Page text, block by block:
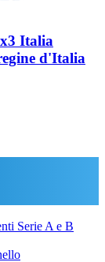
Italia
d'Italia
Serie A e B